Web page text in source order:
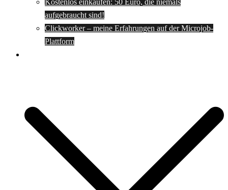
Kostenlos einkaufen: 50 Euro, die niemals
aufgebraucht sind!
Clickworker – meine Erfahrungen auf der Microjob-
Plattform